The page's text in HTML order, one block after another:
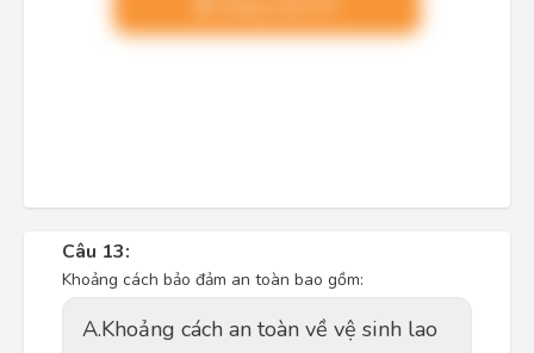
Câu 13:
Khoảng cách bảo đảm an toàn bao gồm:
A.Khoảng cách an toàn về vệ sinh lao